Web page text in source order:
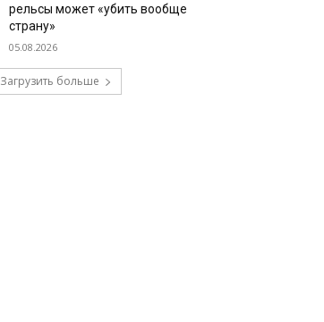
рельсы может «убить вообще
страну»
05.08.2026
Загрузить больше